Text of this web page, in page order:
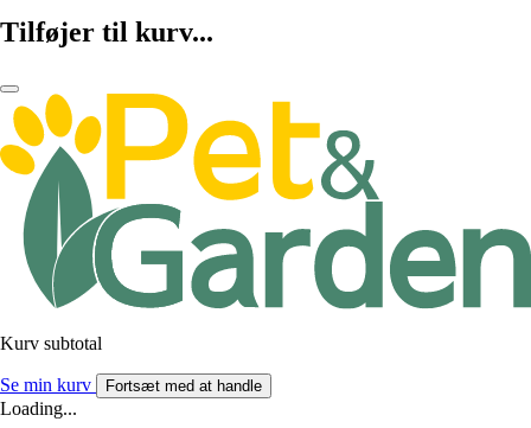
Tilføjer til kurv...
Kurv subtotal
Se min kurv Fortsæt med at handle
Loading...